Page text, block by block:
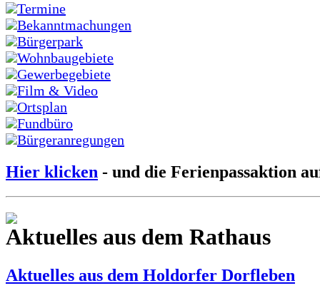
Termine
Bekanntmachungen
Bürgerpark
Wohnbaugebiete
Gewerbegebiete
Film & Video
Ortsplan
Fundbüro
Bürgeranregungen
Hier klicken - und die Ferienpassaktion
Aktuelles aus dem Rathaus
Aktuelles aus dem Holdorfer Dorfleben